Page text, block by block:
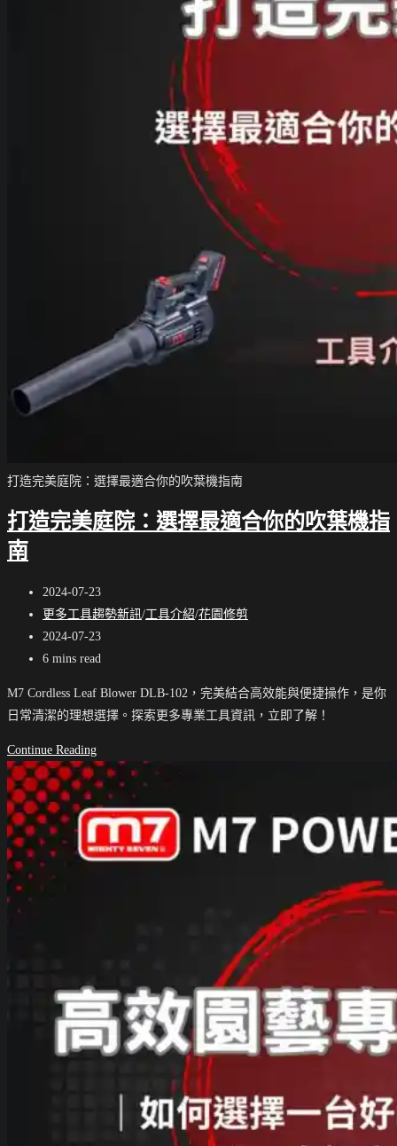
打造完美庭院：選擇最適合你的吹葉機指南
打造完美庭院：選擇最適合你的吹葉機指
南
Post
published:
2024-07-23
Post
category:
更多工具趨勢新訊/工具介紹/花園修剪
Post
last
2024-07-23
Reading
6 mins read
M7 Cordless Leaf Blower DLB-102，完美結合高效能與便捷操作，是你
日常清潔的理想選擇。探索更多專業工具資訊，立即了解！
Continue Reading打
造
完
美
庭
院：
你
的
葉